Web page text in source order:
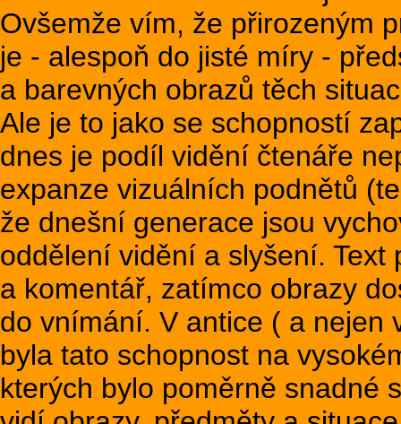
Ovšemže vím, že přirozeným
je - alespoň do jisté míry -
a barevných obrazů těch
Ale je to jako se schopností
dnes je podíl vidění čtenáře
expanze vizuálních podnětů
že dnešní generace jsou
oddělení vidění a slyšení. Text
a komentář, zatímco obrazy
do vnímání. V antice ( a nejen
byla tato schopnost na
kterých bylo poměrně snadné